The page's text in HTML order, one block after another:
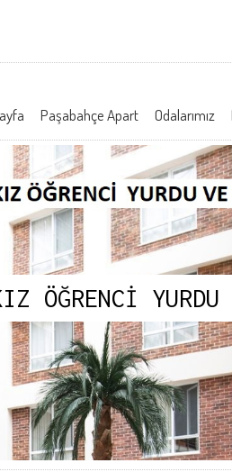
Paşabahçe Apart Odalarımız
ÖĞRENCİ